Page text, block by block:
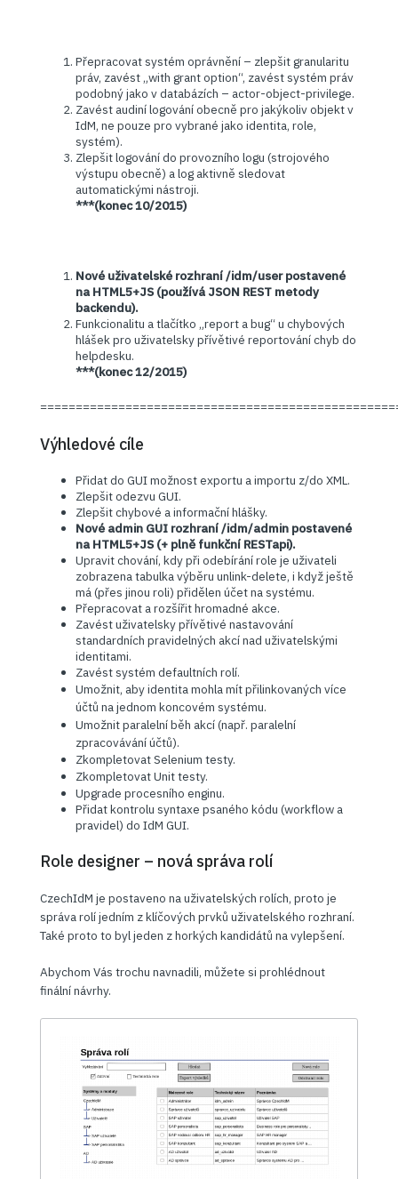
Přepracovat systém oprávnění – zlepšit granularitu
práv, zavést „with grant option“, zavést systém práv
podobný jako v databázích – actor-object-privilege.
Zavést audiní logování obecně pro jakýkoliv objekt v
IdM, ne pouze pro vybrané jako identita, role,
systém).
Zlepšit logování do provozního logu (strojového
výstupu obecně) a log aktivně sledovat
automatickými nástroji.
***(konec 10/2015)
Nové uživatelské rozhraní /idm/user postavené
na HTML5+JS (používá JSON REST metody
backendu).
Funkcionalitu a tlačítko „report a bug“ u chybových
hlášek pro uživatelsky přívětivé reportování chyb do
helpdesku.
***(konec 12/2015)
Výhledové cíle
Přidat do GUI možnost exportu a importu z/do XML.
Zlepšit odezvu GUI.
Zlepšit chybové a informační hlášky.
Nové admin GUI rozhraní /idm/admin postavené
na HTML5+JS (+ plně funkční RESTapi).
Upravit chování, kdy při odebírání role je uživateli
zobrazena tabulka výběru unlink-delete, i když ještě
má (přes jinou roli) přidělen účet na systému.
Přepracovat a rozšířit hromadné akce.
Zavést uživatelsky přívětivé nastavování
standardních pravidelných akcí nad uživatelskými
identitami.
Zavést systém defaultních rolí.
Umožnit, aby identita mohla mít přilinkovaných více
účtů na jednom koncovém systému.
Umožnit paralelní běh akcí (např. paralelní
zpracovávání účtů).
Zkompletovat Selenium testy.
Zkompletovat Unit testy.
Upgrade procesního enginu.
Přidat kontrolu syntaxe psaného kódu (workflow a
pravidel) do IdM GUI.
Role designer – nová správa rolí
CzechIdM je postaveno na uživatelských rolích, proto je
správa rolí jedním z klíčových prvků uživatelského rozhraní.
Také proto to byl jeden z horkých kandidátů na vylepšení.
Abychom Vás trochu navnadili, můžete si prohlédnout
finální návrhy.